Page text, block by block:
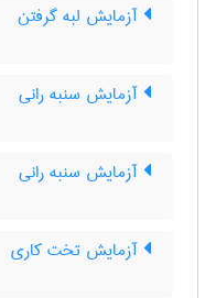
آزمایش لبه گرفتن
آزمایش سنبه رانی
آزمایش سنبه رانی
آزمایش تخت کاری